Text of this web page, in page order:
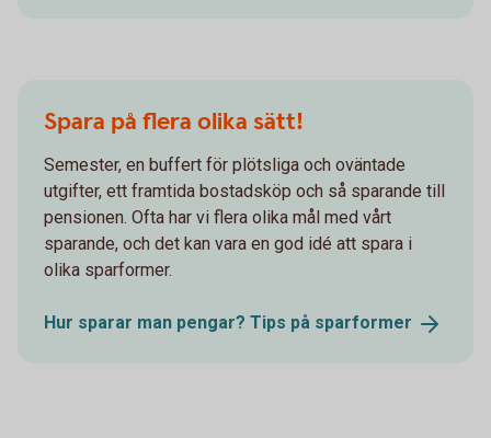
Spara på flera olika sätt!
Semester, en buffert för plötsliga och oväntade
utgifter, ett framtida bostadsköp och så sparande till
pensionen. Ofta har vi flera olika mål med vårt
sparande, och det kan vara en god idé att spara i
olika sparformer.
Hur sparar man pengar? Tips på sparformer